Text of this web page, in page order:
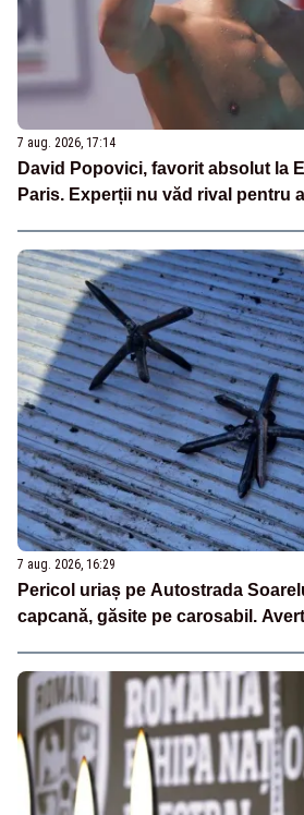
7 aug. 2026, 17:14
David Popovici, favorit absolut la
Paris. Experții nu văd rival pentru
7 aug. 2026, 16:29
Pericol uriaș pe Autostrada
capcană, găsite pe carosabil.